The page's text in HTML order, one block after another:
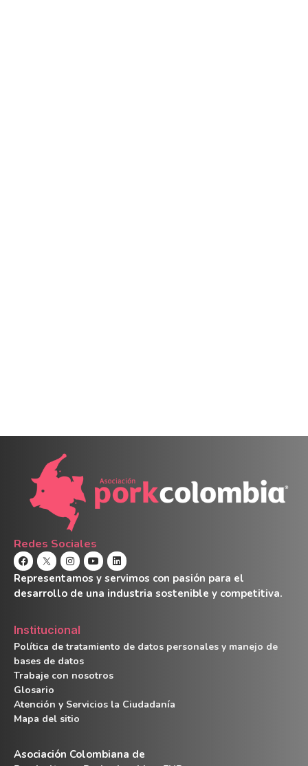
Redes Sociales
Representamos y servimos con pasión para el
desarrollo de una industria sostenible y competitiva.
Institucional
Política de tratamiento de datos personales y manejo de
bases de datos
Trabaje con nosotros
Glosario
Atención y Servicios la Ciudadanía
Mapa del sitio
Asociación Colombiana de